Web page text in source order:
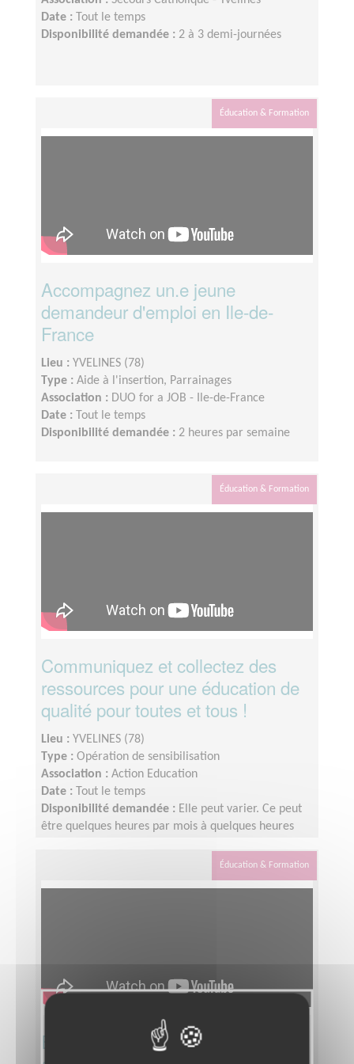
Date :
Tout le temps
Disponibilité demandée : 2 à 3 demi-journées
Éducation & Formation
Accompagnez un.e jeune
demandeur d'emploi en Ile-de-
France
Lieu : YVELINES (78)
Type : Aide à l'insertion, Parrainages
Association : DUO for a JOB - Ile-de-France
Date :
Tout le temps
Disponibilité demandée : 2 heures par semaine
Éducation & Formation
Communiquez et collectez des
ressources pour une éducation de
qualité pour toutes et tous !
Lieu : YVELINES (78)
Type : Opération de sensibilisation
Association : Action Education
Date :
Tout le temps
Disponibilité demandée : Elle peut varier. Ce peut
être quelques heures par mois à quelques heures
Éducation & Formation
Engagez-vous (développement,